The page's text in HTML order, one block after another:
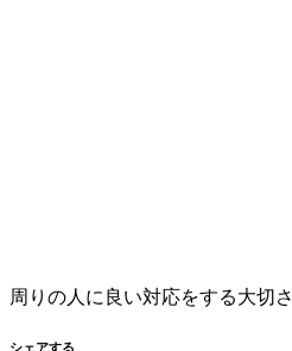
周りの人に良い対応をする大切さ
シェアする